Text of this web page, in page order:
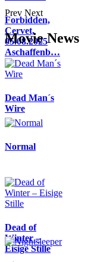
Forbidden,
Cervet,
05.08.2025
Aschaffenb…
Prev Next
Movie News
Dead Man´s
Wire
Normal
Dead of
Winter –
Eisige Stille